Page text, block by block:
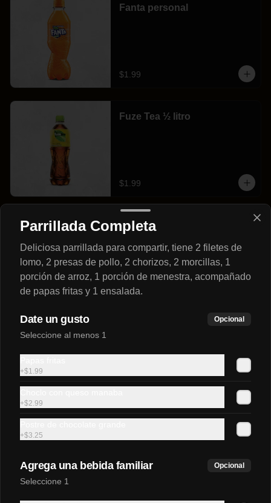
Fanta personal
$1.99
Fuze Tea ½ litro
$1.99
Fuze te familiar
$2.25
Parrillada Completa
Deliciosa parrillada para compartir, tiene 2 filetes de
lomo, 2 presas de pollo, 2 chorizos, 2 morcillas, 1
porción de arroz, 1 porción de menestra, acompañado
de papas fritas y 1 ensalada.
Date un gusto Opcional
Seleccione al menos 1
+$1.99
+$2.99
+$3.25
Agrega una bebida familiar Opcional
Seleccione 1